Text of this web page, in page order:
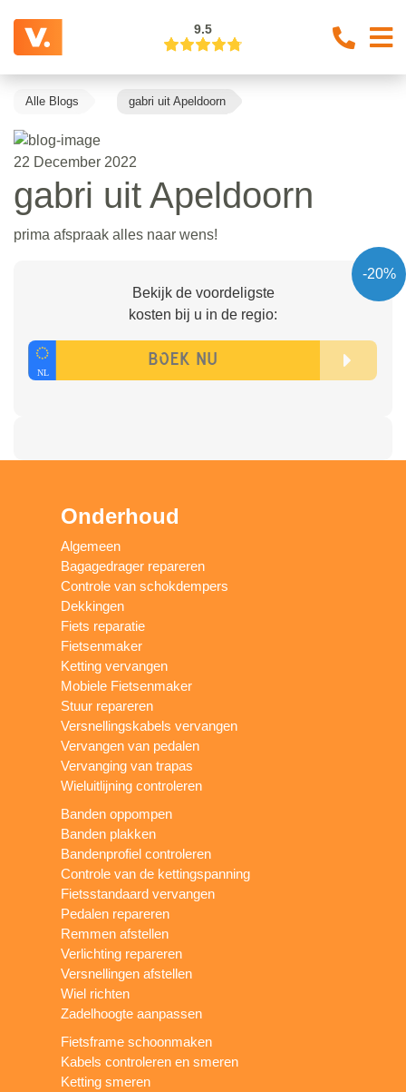
9.5
Alle Blogs gabri uit Apeldoorn
22 December 2022
gabri uit Apeldoorn
prima afspraak alles naar wens!
-20%
Bekijk de voordeligste
kosten bij u in de regio:
Onderhoud
Algemeen
Bagagedrager repareren
Controle van schokdempers
Dekkingen
Fiets reparatie
Fietsenmaker
Ketting vervangen
Mobiele Fietsenmaker
Stuur repareren
Versnellingskabels vervangen
Vervangen van pedalen
Vervanging van trapas
Wieluitlijning controleren
Banden oppompen
Banden plakken
Bandenprofiel controleren
Controle van de kettingspanning
Fietsstandaard vervangen
Pedalen repareren
Remmen afstellen
Verlichting repareren
Versnellingen afstellen
Wiel richten
Zadelhoogte aanpassen
Fietsframe schoonmaken
Kabels controleren en smeren
Ketting smeren